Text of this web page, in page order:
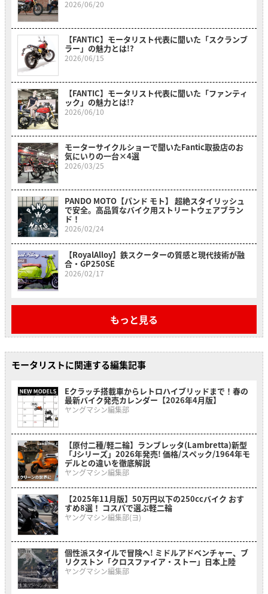
2026/06/20
【FANTIC】モータリスト代表に聞いた「スクランブ
ラー」の魅力とは!?
2026/06/15
【FANTIC】モータリスト代表に聞いた「ファンティ
ック」の魅力とは!?
2026/06/10
モーターサイクルショーで聞いたFantic取扱店のお
気にいりの一台×4選
2026/03/25
PANDO MOTO【パンド モト】 超絶スタイリッシュ
で安全。高品質なバイク用ストリートウェアブラン
ド！
2026/02/24
【RoyalAlloy】鉄スクーターの質感と現代技術が融
合・GP250SE
2026/02/17
もっと見る
モータリストに関連する編集記事
Eクラッチ搭載車からレトロハイブリッドまで！春の
最新バイク発売カレンダー【2026年4月版】
ヤングマシン編集部
【原付二種/軽二輪】ランブレッタ(Lambretta)新型
「Jシリーズ」2026年発売! 価格/スペック/1964年モ
デルとの違いを徹底解説
ヤングマシン編集部
【2025年11月版】50万円以下の250ccバイク おす
すめ8選！ コスパで選ぶ軽二輪
ヤングマシン編集部(ヨ)
個性派スタイルで冒険へ! ミドルアドベンチャー、ブ
リクストン「クロスファイア・ストー」日本上陸
ヤングマシン編集部